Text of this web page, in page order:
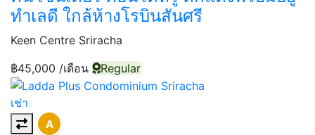
ทำเลดี ใกล้ห้างโรบินสันศรี
Keen Centre Sriracha
฿45,000 /เดือน Regular
เช่า
A